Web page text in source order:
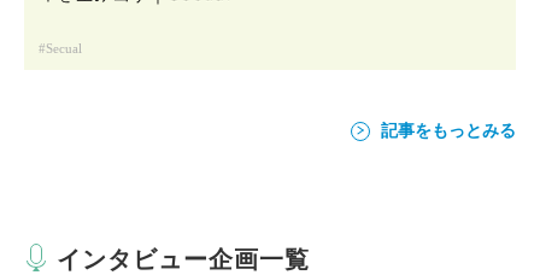
Secual
記事をもっとみる
インタビュー企画一覧